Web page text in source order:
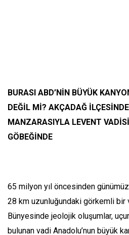
BURASI ABD’NİN BÜYÜK
DEĞİL Mİ? AKÇADAĞ
MANZARASIYLA LEVENT
GÖBEĞİNDE
65 milyon yıl öncesinden
28 km uzunluğundaki görkemli bir
Bünyesinde jeolojik oluşumlar,
bulunan vadi Anadolu’nun büyük